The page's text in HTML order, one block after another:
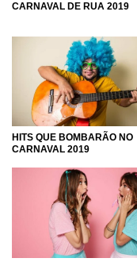
CARNAVAL DE RUA 2019
HITS QUE BOMBARÃO NO
CARNAVAL 2019